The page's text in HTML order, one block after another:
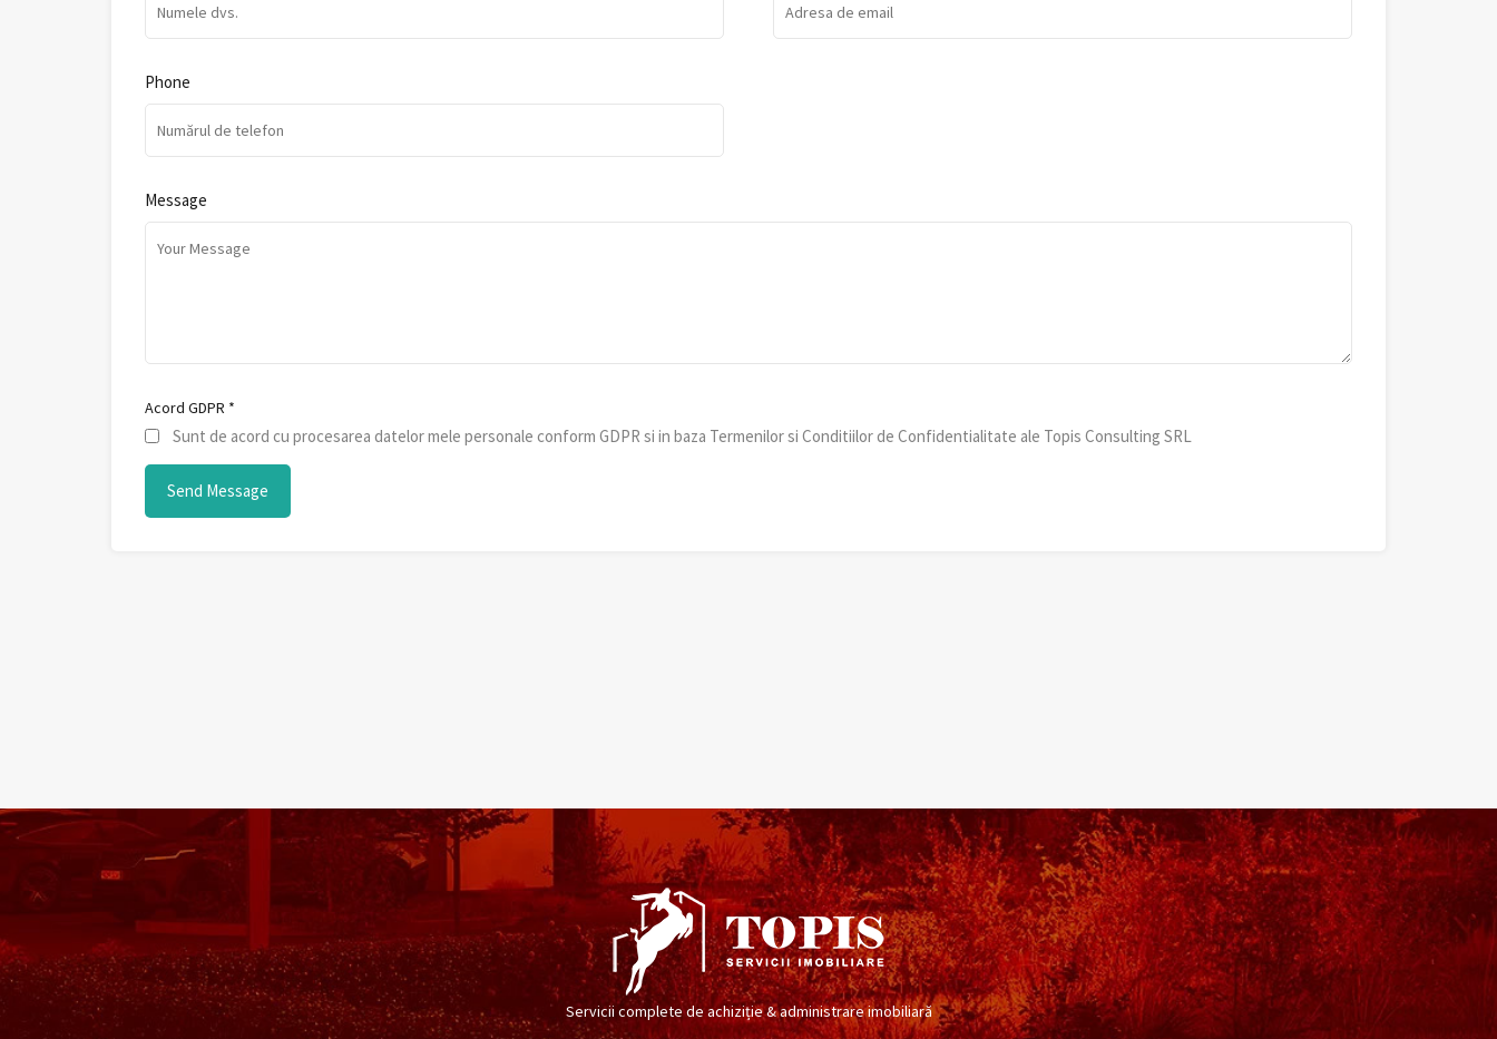
Phone
Message
Acord GDPR *
Sunt de acord cu procesarea datelor mele personale conform GDPR si in baza Termenilor si Conditiilor de Confidentialitate ale Topis Consulting SRL
Servicii complete de achiziție & administrare imobiliară